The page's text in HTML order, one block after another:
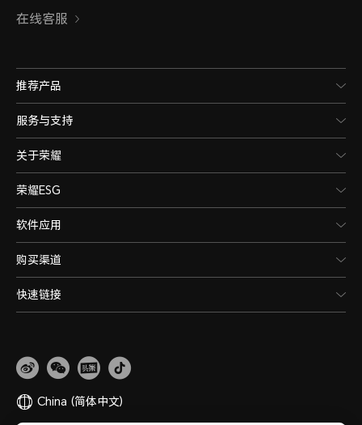
在线客服
推荐产品
服务与支持
关于荣耀
荣耀ESG
软件应用
购买渠道
快速链接
China (简体中文)